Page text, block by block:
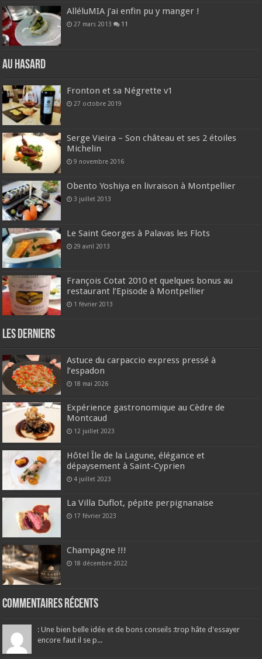
AlléluMIA j’ai enfin pu y manger !
27 mars 2013 11
Au hasard
Fronton et sa Négrette v1
27 octobre 2019
Serge Vieira – Son château et ses 2 étoiles
Michelin
9 novembre 2016
Obento Yoshiya en livraison à Montpellier
3 juillet 2013
Le Saint Georges à Palavas les Flots
29 avril 2013
François Cotat 2010 et quelques bonus au
restaurant l’Episode à Montpellier
1 février 2013
Les derniers
Astuce du carpaccio express pressé à
l’espadon
18 mai 2026
Expérience gastronomique au Cèdre de
Montcaud
12 juillet 2023
Hôtel Île de la Lagune, élégance et
dépaysement à Saint-Cyprien
4 juillet 2023
La Villa Duflot, pépite perpignanaise
17 février 2023
Champagne !!!
18 décembre 2022
Commentaires récents
: Une bien belle idée et de bons conseils :trop hâte d'essayer
encore faut il se p...